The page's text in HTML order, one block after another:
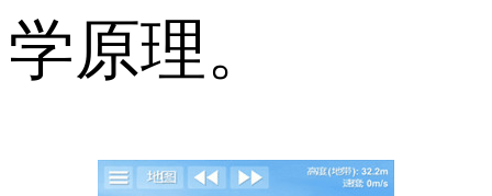
学原理。